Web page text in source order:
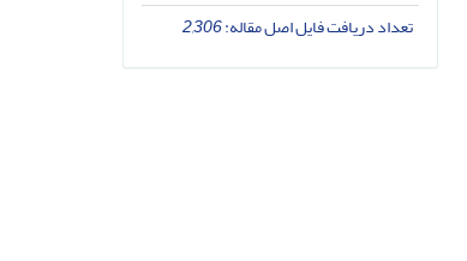
تعداد دریافت فایل اصل مقاله:2,306